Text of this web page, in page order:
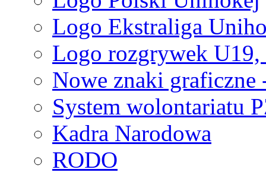
Logo Ekstraliga
Logo rozgrywek
Nowe znaki graficzne
System wolontariatu
Kadra Narodowa
RODO